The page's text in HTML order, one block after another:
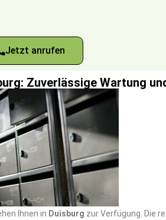
Jetzt anrufen
Zuverlässige Wartung
Ihnen in Duisburg zur Verfügung. Die